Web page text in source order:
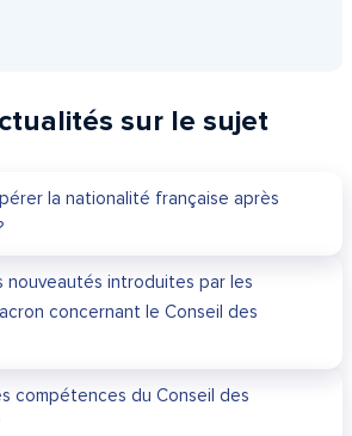
sur le sujet
la nationalité française après
nouveautés introduites par les
concernant le Conseil des
compétences du Conseil des